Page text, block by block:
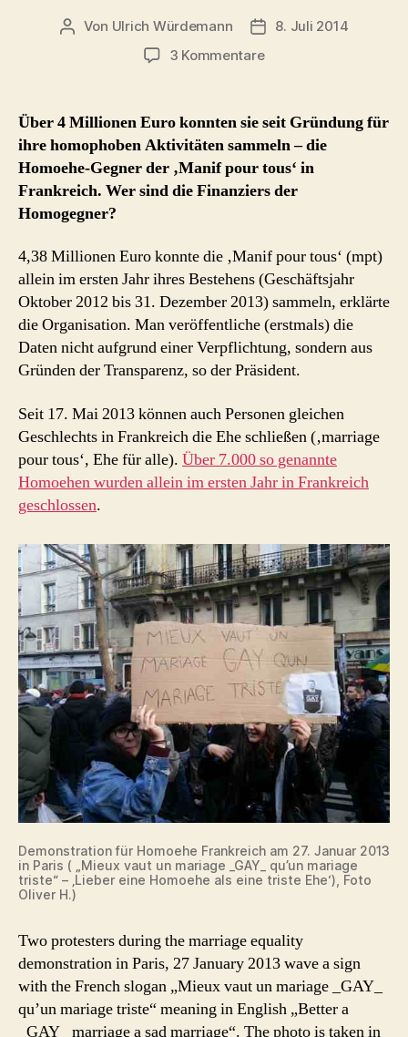
Beitragsautor
Von Ulrich Würdemann Beitragsdatum
8. Juli 2014
3 Kommentarezu
Euro
im
ersten
Jahr
finanziert
die
Homoehe-
Gegner
in
Frankreich?
Über 4 Millionen Euro konnten sie seit Gründung für
ihre homophoben Aktivitäten sammeln – die
Homoehe-Gegner der ‚Manif pour tous‘ in
Frankreich. Wer sind die Finanziers der
Homogegner?
4,38 Millionen Euro konnte die ‚Manif pour tous‘ (mpt)
allein im ersten Jahr ihres Bestehens (Geschäftsjahr
Oktober 2012 bis 31. Dezember 2013) sammeln, erklärte
die Organisation. Man veröffentliche (erstmals) die
Daten nicht aufgrund einer Verpflichtung, sondern aus
Gründen der Transparenz, so der Präsident.
Seit 17. Mai 2013 können auch Personen gleichen
Geschlechts in Frankreich die Ehe schließen (‚marriage
pour tous‘, Ehe für alle). Über 7.000 so genannte
Homoehen wurden allein im ersten Jahr in Frankreich
geschlossen.
Demonstration für Homoehe Frankreich am 27. Januar 2013
in Paris ( „Mieux vaut un mariage _GAY_ qu’un mariage
triste“ – ‚Lieber eine Homoehe als eine triste Ehe‘), Foto
Oliver H.)
Two protesters during the marriage equality
demonstration in Paris, 27 January 2013 wave a sign
with the French slogan „Mieux vaut un mariage _GAY_
qu’un mariage triste“ meaning in English „Better a
_GAY_ marriage a sad marriage“. The photo is taken in